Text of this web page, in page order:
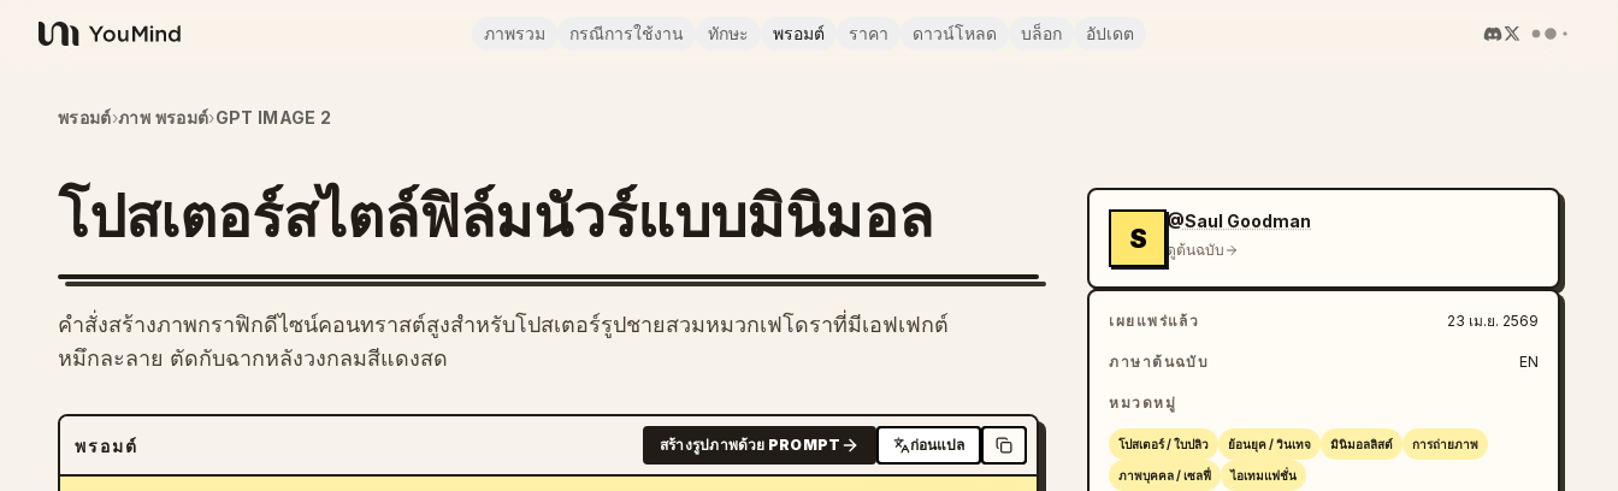
YouMind
ภาพรวม กรณีการใช้งาน ทักษะ พรอมต์ ราคา ดาวน์โหลด บล็อก อัปเดต
พรอมต์›ภาพ พรอมต์›GPT IMAGE 2
โปสเตอร์สไตล์ฟิล์มนัวร์แบบมินิมอล
คำสั่งสร้างภาพกราฟิกดีไซน์คอนทราสต์สูงสำหรับโปสเตอร์รูปชายสวมหมวกเฟโดราที่มีเอฟเฟกต์
หมึกละลาย ตัดกับฉากหลังวงกลมสีแดงสด
พรอมต์ สร้างรูปภาพด้วย PROMPT ก่อนแปล
S
@Saul Goodman
ดูต้นฉบับ
เผยแพร่แล้ว 23 เม.ย. 2569
ภาษาต้นฉบับ EN
หมวดหมู่
โปสเตอร์ / ใบปลิว ย้อนยุค / วินเทจ มินิมอลลิสต์ การถ่ายภาพ
ภาพบุคคล / เซลฟี่ ไอเทมแฟชั่น